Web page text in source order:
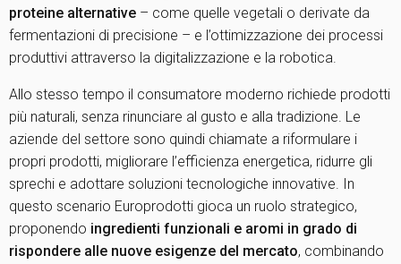
proteine alternative – come quelle vegetali o derivate da
fermentazioni di precisione – e l’ottimizzazione dei processi
produttivi attraverso la digitalizzazione e la robotica.
Allo stesso tempo il consumatore moderno richiede prodotti
più naturali, senza rinunciare al gusto e alla tradizione. Le
aziende del settore sono quindi chiamate a riformulare i
propri prodotti, migliorare l’efficienza energetica, ridurre gli
sprechi e adottare soluzioni tecnologiche innovative. In
questo scenario Europrodotti gioca un ruolo strategico,
proponendo ingredienti funzionali e aromi in grado di
rispondere alle nuove esigenze del mercato, combinando